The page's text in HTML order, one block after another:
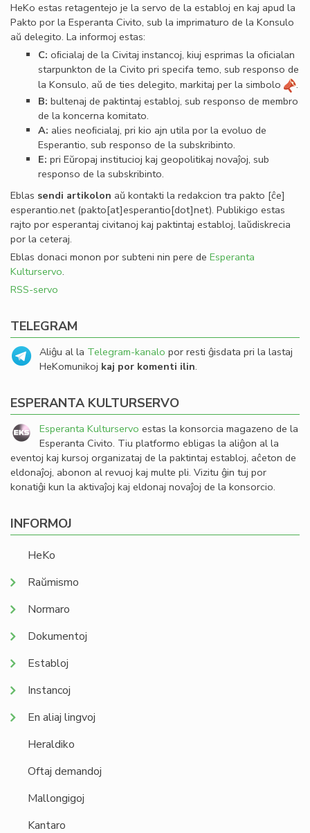
HeKo estas retagentejo je la servo de la establoj en kaj apud la
Pakto por la Esperanta Civito, sub la imprimaturo de la Konsulo
aŭ delegito. La informoj estas:
C: oﬁcialaj de la Civitaj instancoj, kiuj esprimas la oﬁcialan
starpunkton de la Civito pri specifa temo, sub responso de
la Konsulo, aŭ de ties delegito, markitaj per la simbolo
.
B: bultenaj de paktintaj establoj, sub responso de membro
de la koncerna komitato.
A: alies neoﬁcialaj, pri kio ajn utila por la evoluo de
Esperantio, sub responso de la subskribinto.
E: pri Eŭropaj institucioj kaj geopolitikaj novaĵoj, sub
responso de la subskribinto.
Eblas sendi artikolon aŭ kontakti la redakcion tra pakto [ĉe]
esperantio.net(pakto[at]esperantio[dot]net). Publikigo estas
rajto por esperantaj civitanoj kaj paktintaj establoj, laŭdiskrecia
por la ceteraj.
Eblas donaci monon por subteni nin pere de Esperanta
Kulturservo.
RSS-servo
TELEGRAM
Aliĝu al la Telegram-kanalo por resti ĝisdata pri la lastaj
HeKomunikoj kaj por komenti ilin.
ESPERANTA KULTURSERVO
Esperanta Kulturservo estas la konsorcia magazeno de la
Esperanta Civito. Tiu platformo ebligas la aliĝon al la
eventoj kaj kursoj organizataj de la paktintaj establoj, aĉeton de
eldonaĵoj, abonon al revuoj kaj multe pli. Vizitu ĝin tuj por
konatiĝi kun la aktivaĵoj kaj eldonaj novaĵoj de la konsorcio.
INFORMOJ
HeKo
Raŭmismo
Normaro
Dokumentoj
Establoj
Instancoj
En aliaj lingvoj
Heraldiko
Oftaj demandoj
Mallongigoj
Kantaro